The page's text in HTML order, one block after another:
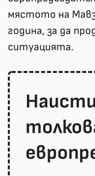
мястото на
година, за да
ситуацията.